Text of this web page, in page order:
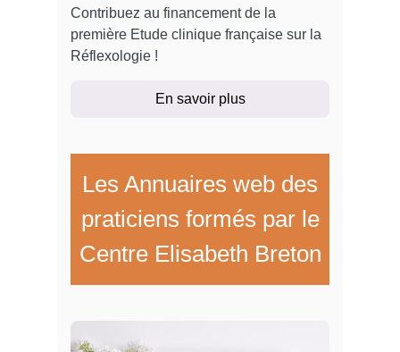
Contribuez au financement de la
première Etude clinique française sur la
Réflexologie !
En savoir plus
Les Annuaires web des
praticiens formés par le
Centre Elisabeth Breton